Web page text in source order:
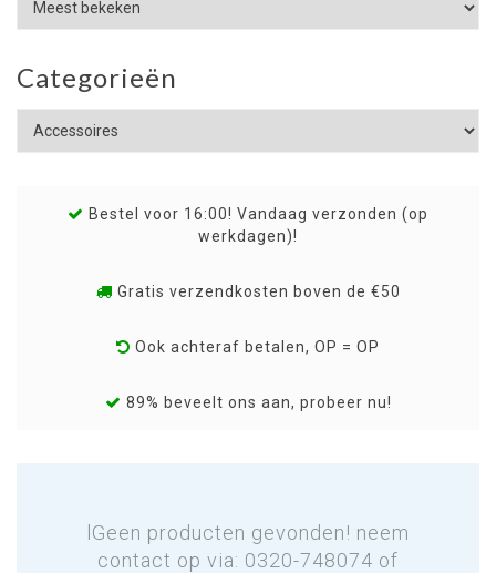
Categorieën
Bestel voor 16:00! Vandaag verzonden (op
werkdagen)!
Gratis verzendkosten boven de €50
Ook achteraf betalen, OP = OP
89% beveelt ons aan, probeer nu!
lGeen producten gevonden! neem
contact op via: 0320-748074 of